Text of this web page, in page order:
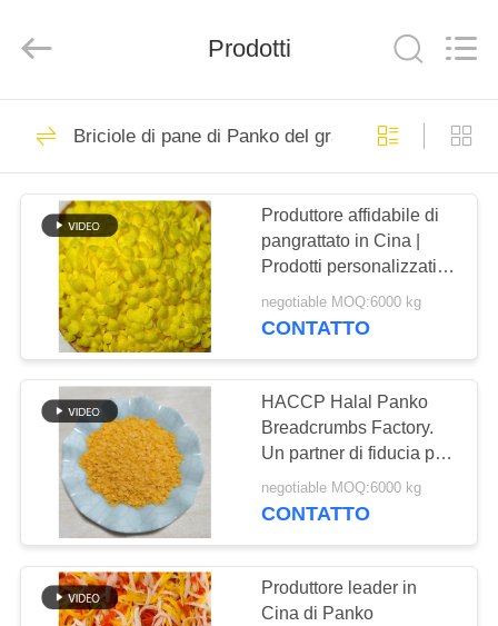
CASA.
PRODOTTI
SIAMO
VISITA
ALLA
FABBRICA
CONTROLLO
DELLA
QUALITÀ
FOODS
TRADING
Briciole di pane
asciutte
205
briciole di pane
giapponesi
171
Prodotti
Briciole di pane di Panko del grano intero
Produttore affidabile di
pangrattato in Cina |
Prodotti personalizzati
per trasformatori
alimentari
negotiable MOQ:6000 kg
CONTATTO
HACCP Halal Panko
Breadcrumbs Factory.
Un partner di fiducia per
l'esportazione globale.
negotiable MOQ:6000 kg
CONTATTO
Produttore leader in
Cina di Panko